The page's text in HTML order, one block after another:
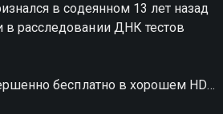
в содеянном 13 лет назад
расследовании ДНК тестов
бесплатно в хорошем HD